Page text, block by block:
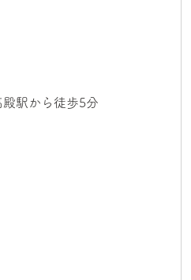
駅から徒歩5分